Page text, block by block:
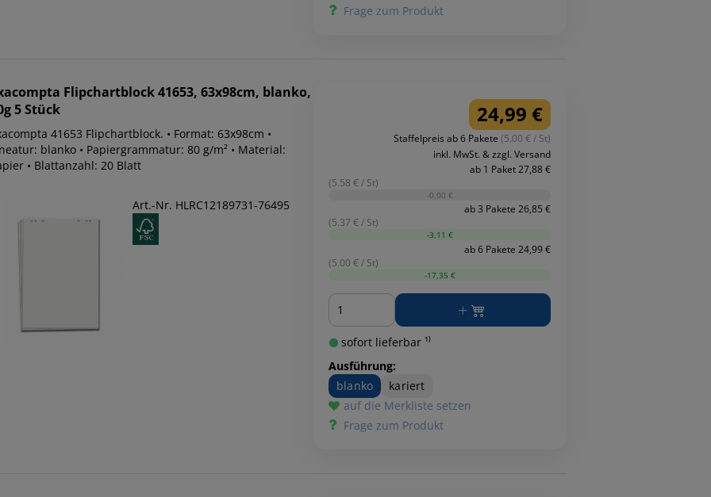
Frage zum Produkt
Flipchartblock 41653, 63x98cm, blanko,
5 Stück
41653 Flipchartblock. • Format: 63x98cm •
blanko • Papiergrammatur: 80 g/m² • Material:
• Blattanzahl: 20 Blatt
Art.-Nr. HLRC12189731-76495
24,99 €
Staffelpreis ab 6 Pakete (5.00 € / St)
inkl. MwSt. & zzgl. Versand
ab 1 Paket 27,88 €
(5.58 € / St)
-0,00 €
ab 3 Pakete 26,85 €
(5.37 € / St)
-3,11 €
ab 6 Pakete 24,99 €
(5.00 € / St)
-17,35 €
Menge
sofort lieferbar ¹⁾
Ausführung:
blanko
kariert
auf die Merkliste setzen
Frage zum Produkt